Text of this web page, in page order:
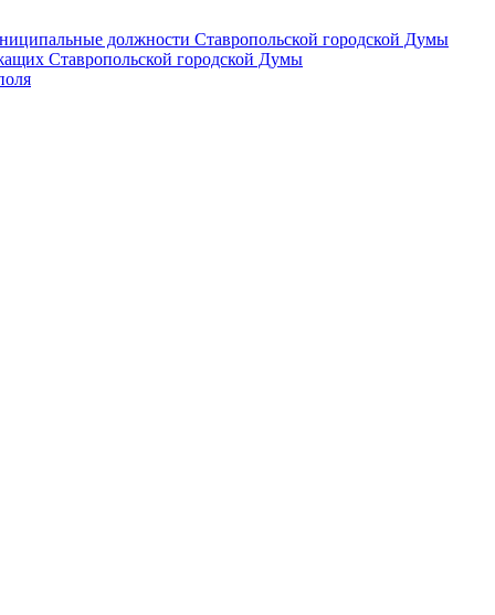
должности Ставропольской городской Думы
Ставропольской городской Думы